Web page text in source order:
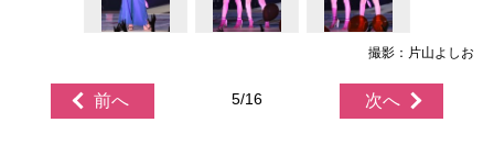
撮影：片山よしお
前へ 次へ
5/16